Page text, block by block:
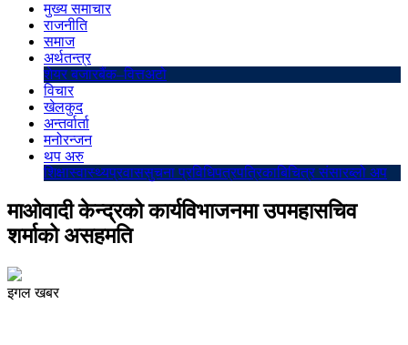
मुख्य समाचार
राजनीति
समाज
अर्थतन्त्र
शेयर बजारबैंक–वित्तअटो
विचार
खेलकुद
अन्तर्वार्ता
मनोरन्जन
थप अरु
शिक्षास्वास्थ्यप्रवाससुचना प्रविधिपत्रपत्रिकाबिचित्र संसारब्लो अप
माओवादी केन्द्रको कार्यविभाजनमा उपमहासचिव
शर्माको असहमति
इगल खबर